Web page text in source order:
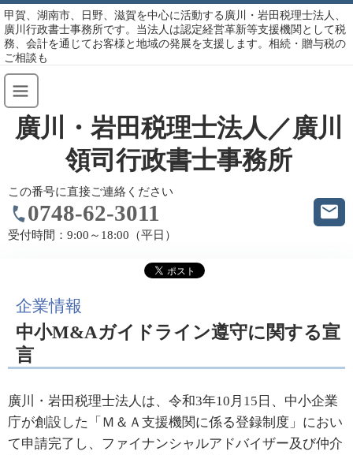
甲賀、湖南市、日野、滋賀を中心に活動する廣川・岩田税理士法人、
廣川行政書士事務所です。当法人は認定経営革新等支援機関として税
務、会計を通じてお客様と地域の発展を支援します。相続・贈与税の
ご相談も
廣川・岩田税理士法人／廣川
領司行政書士事務所
この番号に直接ご連絡ください
0748-62-3011
受付時間： 9:00～18:00（平日）
企業情報
中小M&Aガイドライン遵守に関する宣
言
廣川・岩田税理士法人は、令和3年10月15日、中小企業
庁が創設した「Ｍ＆Ａ支援機関に係る登録制度」におい
て申請完了し、ファイナンシャルアドバイザー及び仲介